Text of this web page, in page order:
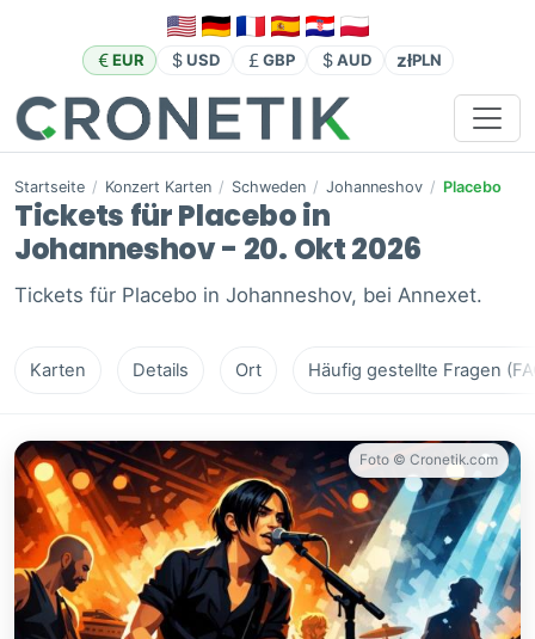
EUR USD GBP AUD złPLN
Startseite / Konzert Karten / Schweden / Johanneshov / Placebo
Tickets für Placebo in
Johanneshov - 20. Okt 2026
Tickets für Placebo in Johanneshov, bei Annexet.
Karten Details Ort Häufig gestellte Fragen
Foto © Cronetik.com